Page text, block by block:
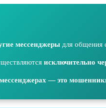
мессенджеры для общения
исключительно
— это